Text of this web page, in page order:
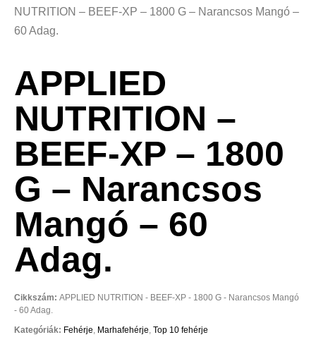
NUTRITION – BEEF-XP – 1800 G – Narancsos Mangó –
60 Adag.
APPLIED
NUTRITION –
BEEF-XP – 1800
G – Narancsos
Mangó – 60
Adag.
Cikkszám: APPLIED NUTRITION - BEEF-XP - 1800 G - Narancsos Mangó
- 60 Adag.
Kategóriák: Fehérje, Marhafehérje, Top 10 fehérje